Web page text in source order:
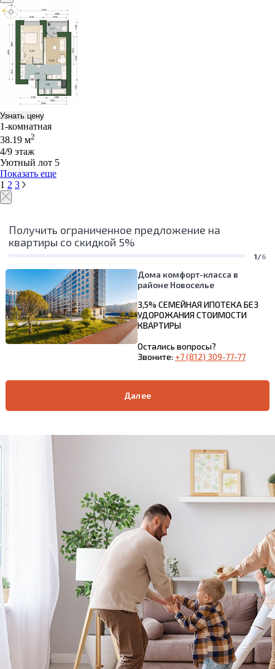
Узнать цену
1-комнатная
38.19 м2
4/9 этаж
Уютный лот 5
Показать еще
1 2 3
Получить ограниченное предложение на
квартиры со скидкой 5%
1/6
Дома комфорт-класса в
районе Новоселье
3,5% СЕМЕЙНАЯ ИПОТЕКА БЕЗ
УДОРОЖАНИЯ СТОИМОСТИ
КВАРТИРЫ
Остались вопросы?
Звоните: +7 (812) 309-77-77